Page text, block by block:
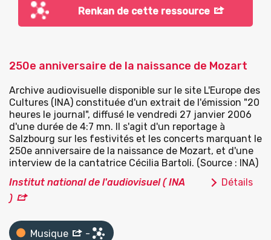
Renkan de cette ressource
250e anniversaire de la naissance de Mozart
Archive audiovisuelle disponible sur le site L'Europe des
Cultures (INA) constituée d'un extrait de l'émission "20
heures le journal", diffusé le vendredi 27 janvier 2006
d'une durée de 4:7 mn. Il s'agit d'un reportage à
Salzbourg sur les festivités et les concerts marquant le
250e anniversaire de la naissance de Mozart, et d'une
interview de la cantatrice Cécilia Bartoli. (Source : INA)
Institut national de l'audiovisuel ( INA
)
Détails
Musique -